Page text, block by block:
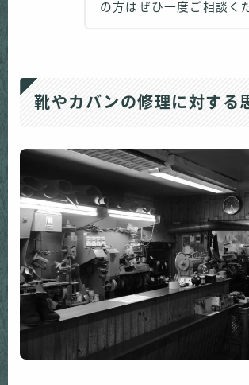
の方はぜひ一度ご相談く
靴やカバンの修理に対する